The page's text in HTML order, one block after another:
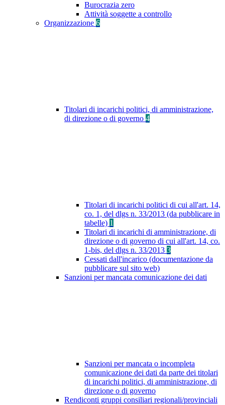
Burocrazia zero
Attività soggette a controllo
Organizzazione 6
Titolari di incarichi politici, di amministrazione,
di direzione o di governo 4
Titolari di incarichi politici di cui all'art. 14,
co. 1, del dlgs n. 33/2013 (da pubblicare in
tabelle) 1
Titolari di incarichi di amministrazione, di
direzione o di governo di cui all'art. 14, co.
1-bis, del dlgs n. 33/2013 3
Cessati dall'incarico (documentazione da
pubblicare sul sito web)
Sanzioni per mancata comunicazione dei dati
Sanzioni per mancata o incompleta
comunicazione dei dati da parte dei titolari
di incarichi politici, di amministrazione, di
direzione o di governo
Rendiconti gruppi consiliari regionali/provinciali